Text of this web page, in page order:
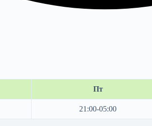
Пт
21:00-05:00